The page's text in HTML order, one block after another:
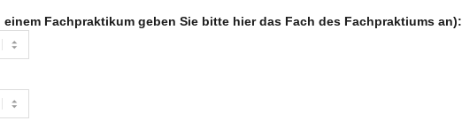
Fach­prak­ti­kum geben Sie bitte hier das Fach des Fach­prak­ti­ums an):